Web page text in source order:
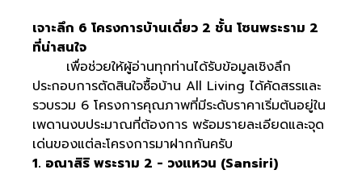
เจาะลึก 6 โครงการบ้านเดี่ยว 2 ชั้น โซนพระราม 2
ที่น่าสนใจ
เพื่อช่วยให้ผู้อ่านทุกท่านได้รับข้อมูลเชิงลึก
ประกอบการตัดสินใจซื้อบ้าน All Living ได้คัดสรรและ
รวบรวม 6 โครงการคุณภาพที่มีระดับราคาเริ่มต้นอยู่ใน
เพดานงบประมาณที่ต้องการ พร้อมรายละเอียดและจุด
เด่นของแต่ละโครงการมาฝากกันครับ
1. อณาสิริ พระราม 2 - วงแหวน (Sansiri)